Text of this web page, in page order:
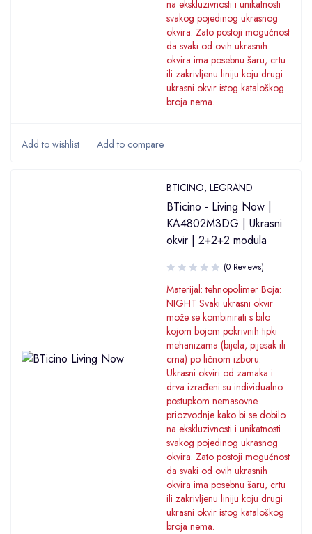
na ekskluzivnosti i unikatnosti
svakog pojedinog ukrasnog
okvira. Zato postoji mogućnost
da svaki od ovih ukrasnih
okvira ima posebnu šaru, crtu
ili zakrivljenu liniju koju drugi
ukrasni okvir istog kataloškog
broja nema.
BTICINO, LEGRAND
BTicino - Living Now |
KA4802M3DG | Ukrasni
okvir | 2+2+2 modula
(0 Reviews)
Materijal: tehnopolimer Boja:
NIGHT Svaki ukrasni okvir
može se kombinirati s bilo
kojom bojom pokrivnih tipki
mehanizama (bijela, pijesak ili
crna) po ličnom izboru.
Ukrasni okviri od zamaka i
drva izrađeni su individualno
postupkom nemasovne
priozvodnje kako bi se dobilo
na ekskluzivnosti i unikatnosti
svakog pojedinog ukrasnog
okvira. Zato postoji mogućnost
da svaki od ovih ukrasnih
okvira ima posebnu šaru, crtu
ili zakrivljenu liniju koju drugi
ukrasni okvir istog kataloškog
broja nema.